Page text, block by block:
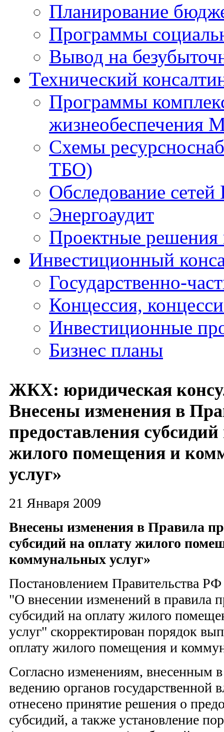
Планирование
Программы
Вывод на
Технический
Программы
жизнеобеспечения
Схемы
ТБО)
Обследование
Энергоаудит
Проектные решения
Инвестиционный
Государственно-
Концессия,
Инвестиционные
Бизнес планы
ЖКХ: юридическая
Внесены изменения в
предоставления
жилого помещения и
услуг»
21 Января 2009
Внесены изменения в Правила
субсидий на оплату жилого
коммунальных услуг»
Постановлением Правительства
"О внесении изменений в правила
субсидий на оплату жилого
услуг" скорректирован порядок
оплату жилого помещения и
Согласно изменениям, внесенным
ведению органов государственной
отнесено принятие решения о
субсидий, а также установление